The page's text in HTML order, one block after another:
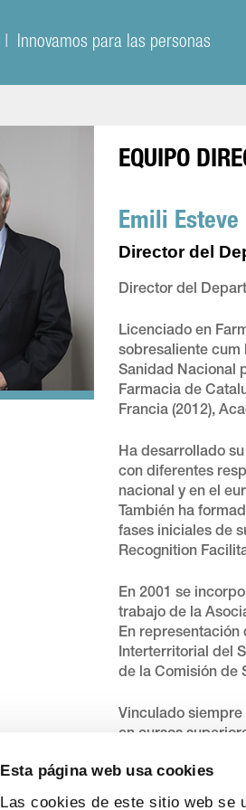
Esta página web usa cookies
Las cookies de este sitio web se
| Innovamos para las personas
EQUIPO
Emili Esteve
Director del
Director del
Licenciado en
sobresaliente cum
Sanidad Nacional
Farmacia de
Francia (2012),
Ha desarrollado
con diferentes
nacional y en el
También ha
fases iniciales de
Recognition
En 2001 se
trabajo de la
En
Interterritorial del
de la Comisión de
Vinculado
en cursos